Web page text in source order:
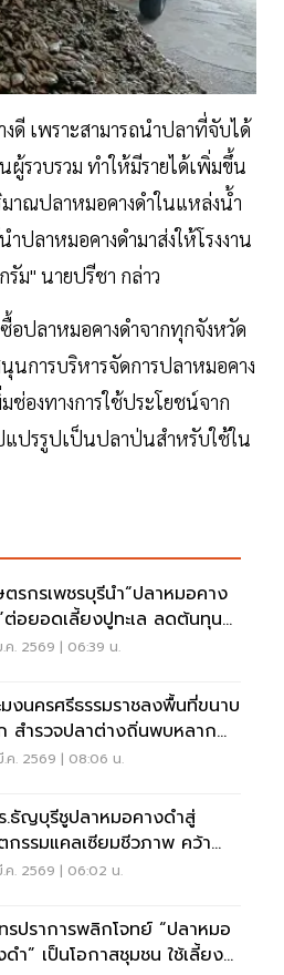
ดี เพราะสามารถนำปลาที่จับได้
ผู้รวบรวม ทำให้มีรายได้เพิ่มขึ้น
าณปลาหมอคางดำในแหล่งน้ำ
ปลาหมอคางดำมาส่งให้โรงงาน
รัม" นายปรีชา กล่าว
อปลาหมอคางดำจากทุกจังหวัด
นการบริหารจัดการปลาหมอคาง
องทางการใช้ประโยชน์จาก
ปรรูปเป็นปลาป่นสำหรับใช้ใน
ตรกรเพชรบุรีนำ“ปลาหมอคาง
ต่อยอดเลี้ยงปูทะเล ลดต้นทุน
รายได้
.ค. 2569 | 06:39 น.
มงนครศรีธรรมราชลงพื้นที่ขนาบ
สำรวจปลาต่างถิ่นพบหลาก
ยชนิด
.ค. 2569 | 08:06 น.
.ธัญบุรีชูปลาหมอคางดำสู่
กรรมแคลเซียมชีวภาพ คว้า
ลเวทีเยอรมนี
.ค. 2569 | 06:02 น.
รปราการพลิกโจทย์ “ปลาหมอ
ดำ” เป็นโอกาสชุมชน ใช้เลี้ยง